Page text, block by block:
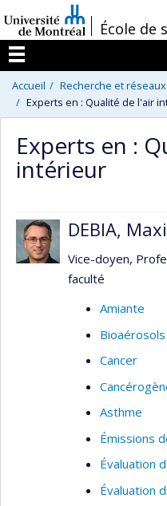
au
contenu
/École de
Menu
Accueil Recherche et réseaux
Experts en : Qualité de l'air
Experts en :
intérieur
DEBIA,
Vice-doyen,
faculté
Amiante
Bioaérosols
Cancer
Asthme
Émissions
Évaluation
Évaluation